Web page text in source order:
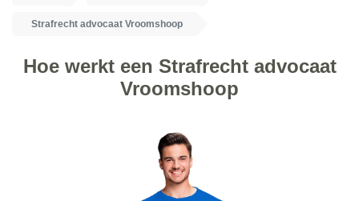
Strafrecht advocaat Vroomshoop
Hoe werkt een Strafrecht advocaat
Vroomshoop